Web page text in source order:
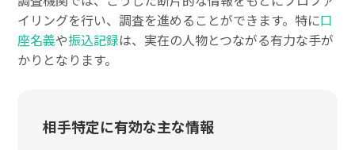
イリングを行い、調査を進めることができます。特に口
座名義や振込記録は、実在の人物とつながる有力な手が
かりとなります。
相手特定に有効な主な情報